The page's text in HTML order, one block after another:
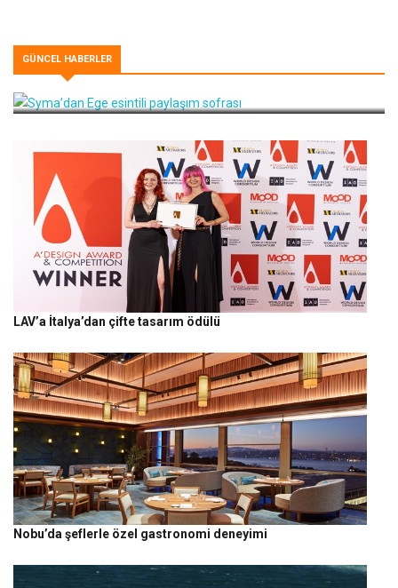
GÜNCEL HABERLER
Syma’dan Ege esintili paylaşım sofrası
LAV’a İtalya’dan çifte tasarım ödülü
Nobu’da şeflerle özel gastronomi deneyimi